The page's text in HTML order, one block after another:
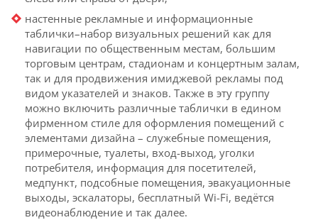
настенные рекламные и информационные
таблички–набор визуальных решений как для
навигации по общественным местам, большим
торговым центрам, стадионам и концертным залам,
так и для продвижения имиджевой рекламы под
видом указателей и знаков. Также в эту группу
можно включить различные таблички в едином
фирменном стиле для оформления помещений с
элементами дизайна – служебные помещения,
примерочные, туалеты, вход-выход, уголки
потребителя, информация для посетителей,
медпункт, подсобные помещения, эвакуационные
выходы, эскалаторы, бесплатный Wi-Fi, ведётся
видеонаблюдение и так далее.